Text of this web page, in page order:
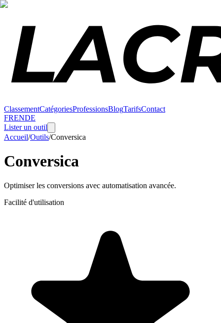
ClassementCatégoriesProfessionsBlogTarifsContact
FRENDE
Lister un outil
Accueil/Outils/Conversica
Conversica
Optimiser les conversions avec automatisation avancée.
Facilité d'utilisation